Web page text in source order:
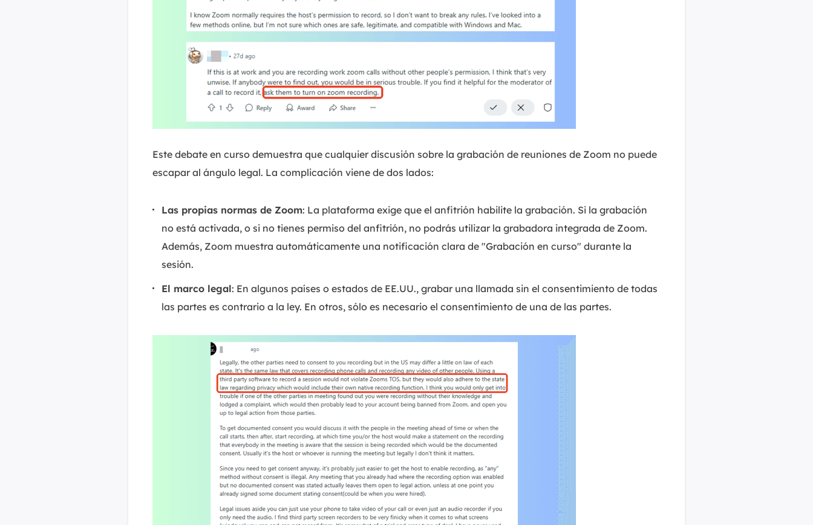
Este debate en curso demuestra que cualquier discusión sobre la grabación de reuniones de Zoom no puede
escapar al ángulo legal. La complicación viene de dos lados:
Las propias normas de Zoom: La plataforma exige que el anfitrión habilite la grabación. Si la grabación
no está activada, o si no tienes permiso del anfitrión, no podrás utilizar la grabadora integrada de Zoom.
Además, Zoom muestra automáticamente una notificación clara de "Grabación en curso" durante la
sesión.
El marco legal: En algunos países o estados de EE.UU., grabar una llamada sin el consentimiento de todas
las partes es contrario a la ley. En otros, sólo es necesario el consentimiento de una de las partes.